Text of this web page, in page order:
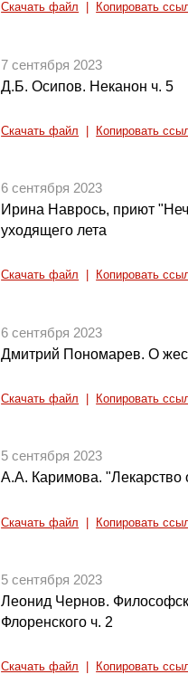
Скачать файл Копировать
7 сентября 2023
Д.Б. Осипов. Неканон ч. 5
Скачать файл Копировать
6 сентября 2023
Ирина Наврось, приют
уходящего лета
Скачать файл Копировать
6 сентября 2023
Дмитрий Пономарев. О
Скачать файл Копировать
5 сентября 2023
А.А. Каримова.
Скачать файл Копировать
5 сентября 2023
Леонид Чернов.
Флоренского ч. 2
Скачать файл Копировать